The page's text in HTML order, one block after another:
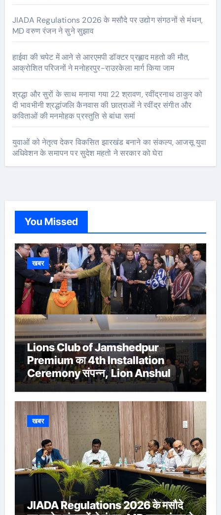
JIADA Regulations 2026 के मसौदे पर उद्योग संगठनों से मंथन,
MD वरुण रंजन ने सुने सुझाव
हाईवा की चपेट में आने से आरएमपी डॉक्टर प्रह्लाद महतो की मौत,
आक्रोशित परिजनों ने मनोहरपुर-राउरकेला मार्ग किया जाम
श्रद्धा और सुरों के साथ मनाया गया 22 श्रावण, रवींद्रनाथ ठाकुर को
दी भावभीनी श्रद्धांजलि कैनवास की छात्राओं ने रवींद्र संगीत और
कविताओं की मनमोहक प्रस्तुति से बांधा समां
युवाओं को नेतृत्व देकर विकसित झारखंड बनाने का संकल्प, आजसू युवा
अधिवेशन के समापन पर सुदेश महतो ने सरकार को घेरा
You Missed
खबर
Lions Club of Jamshedpur
Premium का 4th Installation
Ceremony संपन्न, Lion Anshul
Ringasia ने संभाला अध्यक्ष पद
खबर
JIADA Regulations 2026 के मसौदे